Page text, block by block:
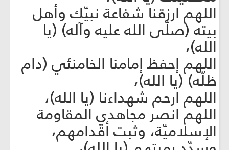
اللهم ارزقنا شفاعة نبيّك وأهل
بيته (صلّى الله عليه وآله) (يا
الله)،
اللهم إحفظ إمامنا الخامنئي (دام
ظلّه) (يا الله)،
اللهم ارحم شهداءنا (يا الله)،
اللهم انصر مجاهدي المقاومة
الإسلاميّة، وثبت أقدامهم،